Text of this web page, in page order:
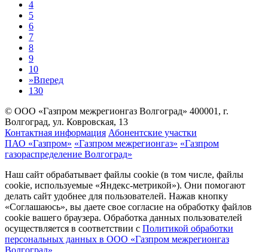
4
5
6
7
8
9
10
»Вперед
130
© ООО «Газпром межрегионгаз Волгоград» 400001, г.
Волгоград, ул. Ковровская, 13
Контактная информация Абонентские участки
ПАО «Газпром» «Газпром межрегионгаз» «Газпром
газораспределение Волгоград»
Наш сайт обрабатывает файлы cookie (в том числе, файлы
cookie, используемые «Яндекс-метрикой»). Они помогают
делать сайт удобнее для пользователей. Нажав кнопку
«Соглашаюсь», вы даете свое согласие на обработку файлов
cookie вашего браузера. Обработка данных пользователей
осуществляется в соответствии с Политикой обработки
персональных данных в ООО «Газпром межрегионгаз
Волгоград»